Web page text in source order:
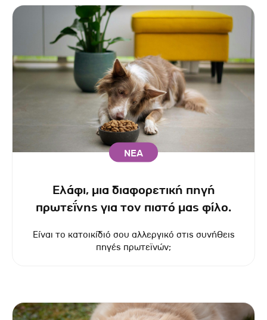
ΝΕΑ
Ελάφι, μια διαφορετική πηγή
πρωτεΐνης για τον πιστό μας φίλο.
Είναι το κατοικίδιό σου αλλεργικό στις συνήθεις
πηγές πρωτεϊνών;